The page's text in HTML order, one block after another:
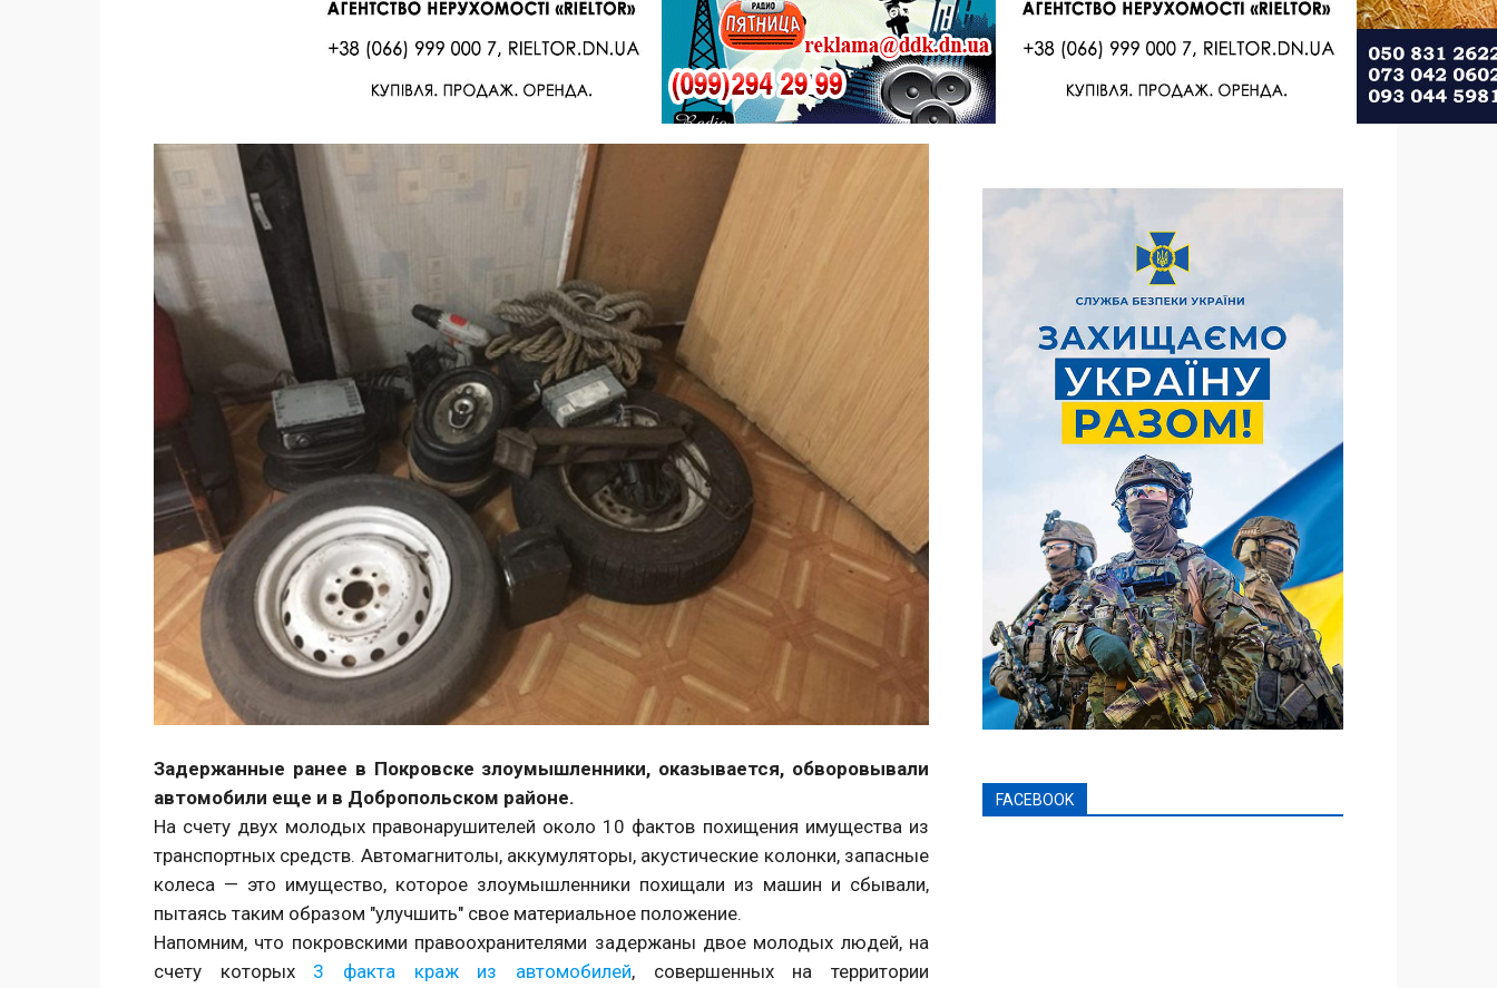
Задержанные ранее в Покровске злоумышленники, оказывается, обворовывали
автомобили еще и в Добропольском районе.
На счету двух молодых правонарушителей около 10 фактов похищения имущества из
транспортных средств. Автомагнитолы, аккумуляторы, акустические колонки, запасные
колеса — это имущество, которое злоумышленники похищали из машин и сбывали,
пытаясь таким образом "улучшить" свое материальное положение.
Напомним, что покровскими правоохранителями задержаны двое молодых людей, на
счету которых 3 факта краж из автомобилей, совершенных на территории
FACEBOOK